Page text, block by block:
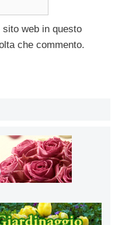
web in questo
che commento.